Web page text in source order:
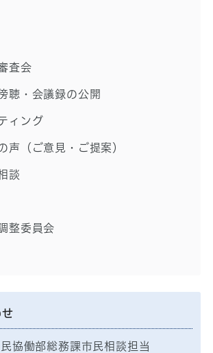
査会
聴・会議録の公開
ィング
声（ご意見・ご提案）
談
整委員会
協働部総務課市民相談担当